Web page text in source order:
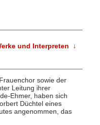
und Interpreten ↓
sowie der
Leitung ihrer
Ehmer, haben sich
Düchtel eines
angenommen, das